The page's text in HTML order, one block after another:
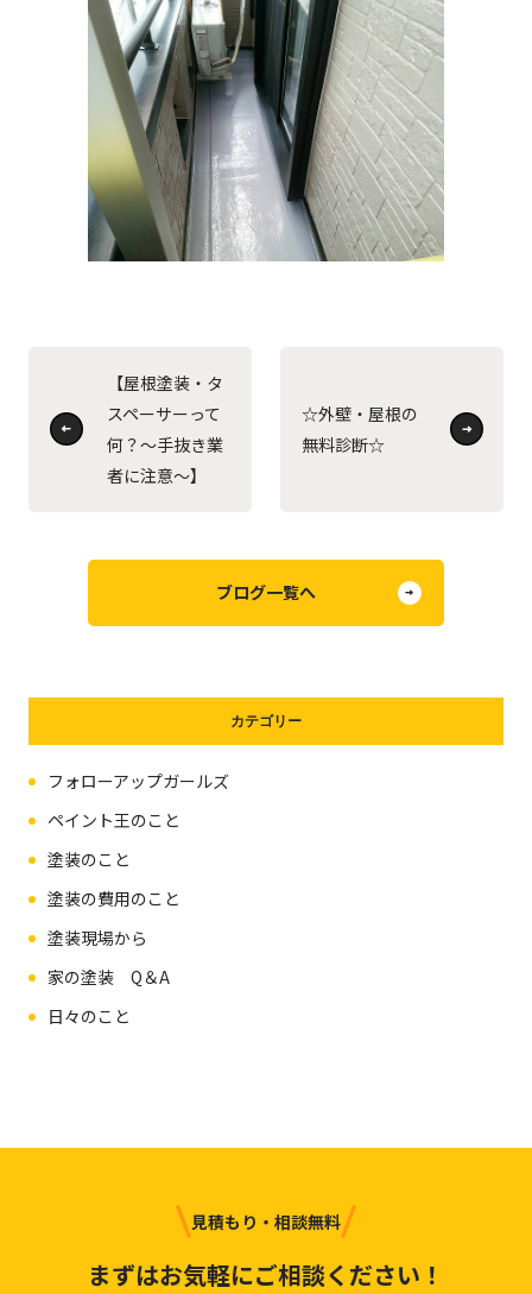
【屋根塗装・タ
スペーサーって
何？～手抜き業
者に注意～】
☆外壁・屋根の
無料診断☆
ブログ一覧へ
カテゴリー
フォローアップガールズ
ペイント王のこと
塗装のこと
塗装の費用のこと
塗装現場から
家の塗装 Q＆A
日々のこと
見積もり・相談無料
まずはお気軽にご相談ください！